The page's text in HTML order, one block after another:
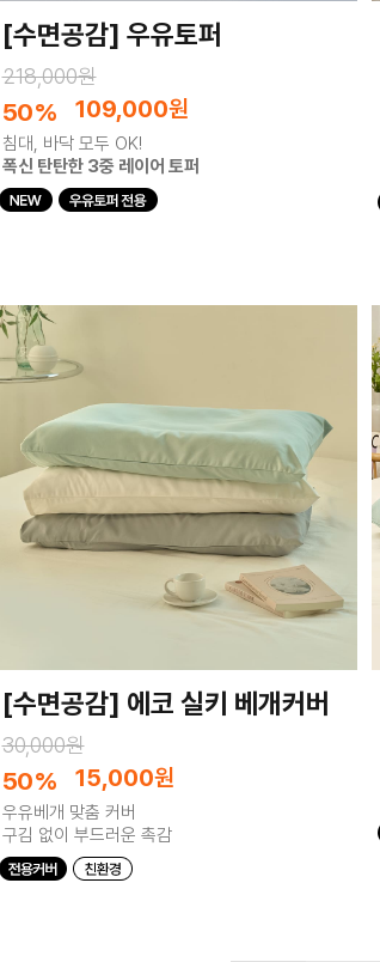
[수면공감] 우유토퍼
218,000원
50% 109,000원
침대, 바닥 모두 OK!
폭신 탄탄한 3중 레이어 토퍼
[수면공감] 에코 실키 베개커버
30,000원
50% 15,000원
우유베개 맞춤 커버
구김 없이 부드러운 촉감